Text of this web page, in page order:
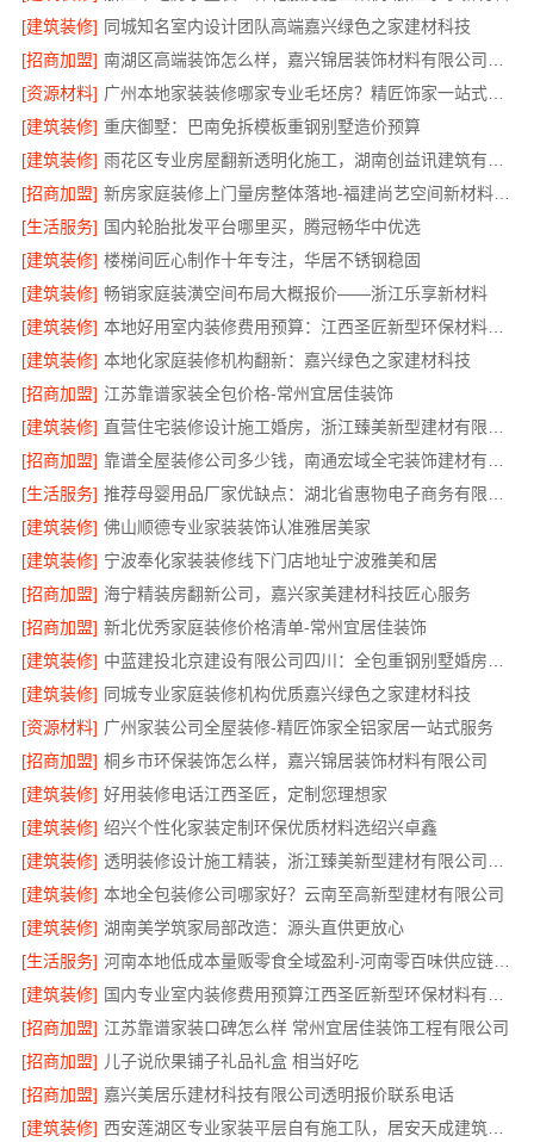
[建筑装修] 同城知名室内设计团队高端嘉兴绿色之家建材科技
[招商加盟]
[资源材料]
广州本地家装装修哪家专业毛坯房？精匠饰家一站式服务
[建筑装修] 重庆御墅：巴南免拆模板重钢别墅造价预算
[建筑装修]
[招商加盟]
新房家庭装修上门量房整体落地-福建尚艺空间新材料科技有限公司
[生活服务] 国内轮胎批发平台哪里买，腾冠畅华中优选
[建筑装修] 楼梯间匠心制作十年专注，华居不锈钢稳固
[建筑装修] 畅销家庭装潢空间布局大概报价——浙江乐享新材料
[建筑装修]
本地好用室内装修费用预算：江西圣匠新型环保材料有限公司
[建筑装修] 本地化家庭装修机构翻新：嘉兴绿色之家建材科技
[招商加盟] 江苏靠谱家装全包价格-常州宜居佳装饰
[建筑装修]
[招商加盟]
[生活服务]
[建筑装修] 佛山顺德专业家装装饰认准雅居美家
[建筑装修] 宁波奉化家装装修线下门店地址宁波雅美和居
[招商加盟] 海宁精装房翻新公司，嘉兴家美建材科技匠心服务
[招商加盟] 新北优秀家庭装修价格清单-常州宜居佳装饰
[建筑装修]
[建筑装修] 同城专业家庭装修机构优质嘉兴绿色之家建材科技
[资源材料] 广州家装公司全屋装修-精匠饰家全铝家居一站式服务
[招商加盟] 桐乡市环保装饰怎么样，嘉兴锦居装饰材料有限公司
[建筑装修] 好用装修电话江西圣匠，定制您理想家
[建筑装修] 绍兴个性化家装定制环保优质材料选绍兴卓鑫
[建筑装修]
[建筑装修] 本地全包装修公司哪家好？云南至高新型建材有限公司
[建筑装修] 湖南美学筑家局部改造：源头直供更放心
[生活服务]
河南本地低成本量贩零食全域盈利-河南零百味供应链有限公司
[建筑装修]
[招商加盟] 江苏靠谱家装口碑怎么样 常州宜居佳装饰工程有限公司
[招商加盟] 儿子说欣果铺子礼品礼盒 相当好吃
[招商加盟] 嘉兴美居乐建材科技有限公司透明报价联系电话
[建筑装修]
西安莲湖区专业家装平层自有施工队，居安天成建筑工程有限责任公司